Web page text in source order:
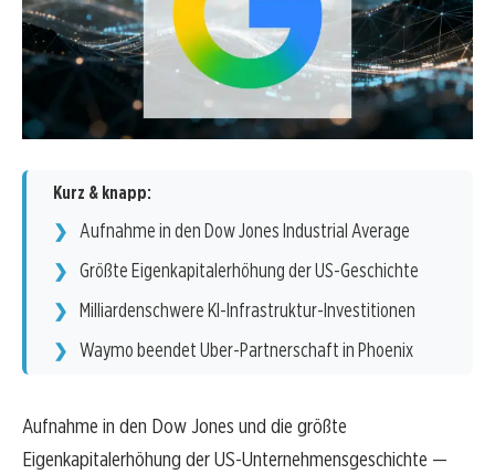
Kurz & knapp:
Aufnahme in den Dow Jones Industrial Average
Größte Eigenkapitalerhöhung der US-Geschichte
Milliardenschwere KI-Infrastruktur-Investitionen
Waymo beendet Uber-Partnerschaft in Phoenix
Aufnahme in den Dow Jones und die größte
Eigenkapitalerhöhung der US-Unternehmensgeschichte —